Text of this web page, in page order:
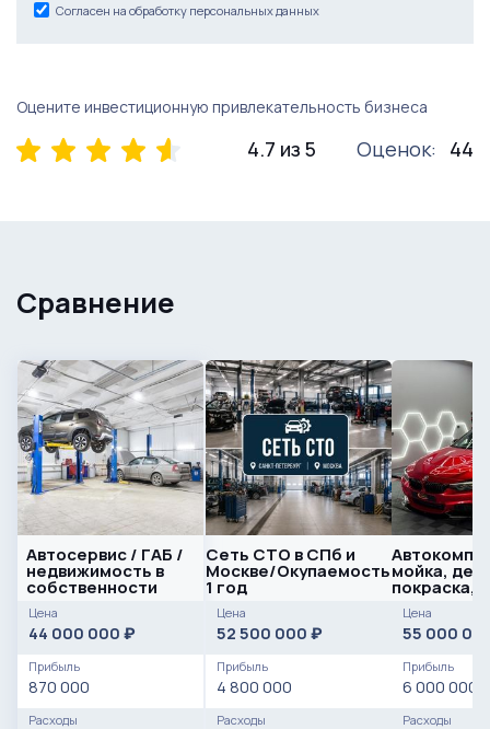
Согласен на обработку персональных данных
Оцените инвестиционную привлекательность бизнеса
4.7 из 5 Оценок: 44
Сравнение
Автосервис / ГАБ /
недвижимость в
собственности
Цена
44 000 000 ₽
Прибыль
870 000
Расходы
Сеть СТО в СПб и
Москве/Окупаемость
1 год
Цена
52 500 000 ₽
Прибыль
4 800 000
Расходы
мойка,
покраска,
Прибыль
Соц.сети
Цена
55 000
Прибыль
6 000 000
Расходы